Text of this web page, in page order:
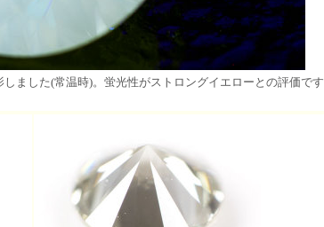
ました(常温時)。蛍光性がストロングイエローとの評価です